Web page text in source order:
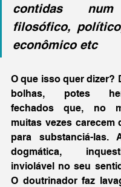
contidas
filosófico,
econômico etc
O que isso quer dizer?
bolhas, potes
fechados que, no
muitas vezes carecem
para substanciá-las.
dogmática,
inviolável no seu
O doutrinador faz